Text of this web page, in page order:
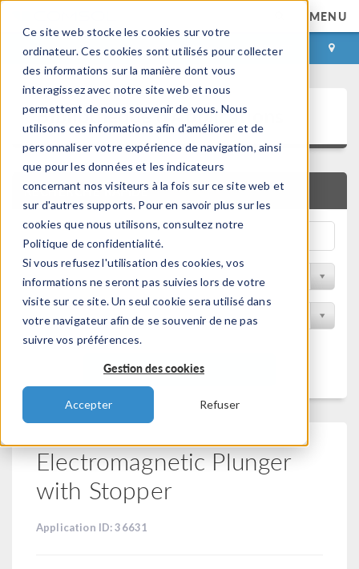
Ce site web stocke les cookies sur votre
ordinateur. Ces cookies sont utilisés pour collecter
des informations sur la manière dont vous
interagissez avec notre site web et nous
permettent de nous souvenir de vous. Nous
utilisons ces informations afin d'améliorer et de
personnaliser votre expérience de navigation, ainsi
que pour les données et les indicateurs
concernant nos visiteurs à la fois sur ce site web et
sur d'autres supports. Pour en savoir plus sur les
cookies que nous utilisons, consultez notre
Politique de confidentialité.
Si vous refusez l'utilisation des cookies, vos
informations ne seront pas suivies lors de votre
visite sur ce site. Un seul cookie sera utilisé dans
votre navigateur afin de se souvenir de ne pas
suivre vos préférences.
Gestion des cookies
Accepter Refuser
MENU
CONNEXION CONTACT
Bibliothèque d'Applications
RECHERCHE RAPIDE
Trier par Discipline
Filtrer par produit
Filtrer
Electromagnetic Plunger
with Stopper
Application ID: 36631